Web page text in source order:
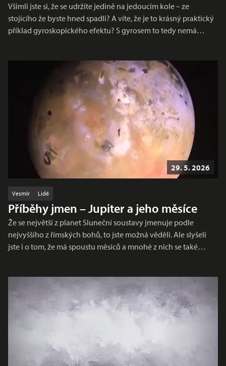
Všimli jste si, že se udržíte jedině na jedoucím kole – ze
stojícího že byste hned spadli? A víte, že je to krásný praktický
příklad gyroskopického efektu? S gyrosem to tedy nemá…
29. 5. 2026
Vesmír Lidé
Příběhy jmen – Jupiter a jeho měsíce
Že se největší z planet Sluneční soustavy jmenuje podle
nejvyššího z římských bohů, to jste možná věděli. Ale slyšeli
jste i o tom, že má spoustu měsíců a mnohé z nich se také…